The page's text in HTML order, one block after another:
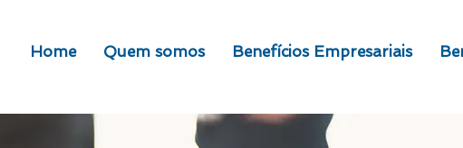
Home Quem somos Benefícios Empresariais